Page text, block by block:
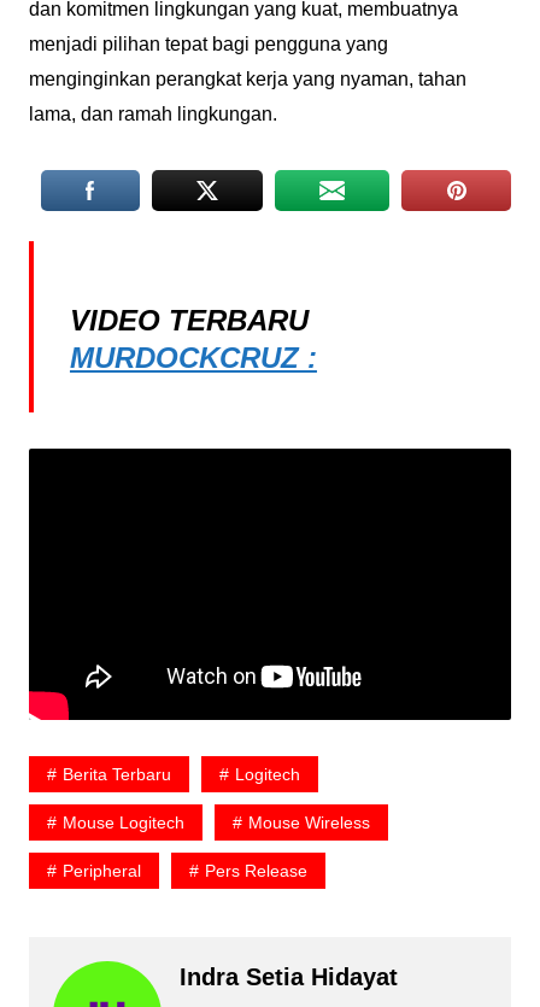
dan komitmen lingkungan yang kuat, membuatnya
menjadi pilihan tepat bagi pengguna yang
menginginkan perangkat kerja yang nyaman, tahan
lama, dan ramah lingkungan.
VIDEO TERBARU
MURDOCKCRUZ :
Berita Terbaru Logitech
Mouse Logitech Mouse Wireless
Peripheral Pers Release
Indra Setia Hidayat